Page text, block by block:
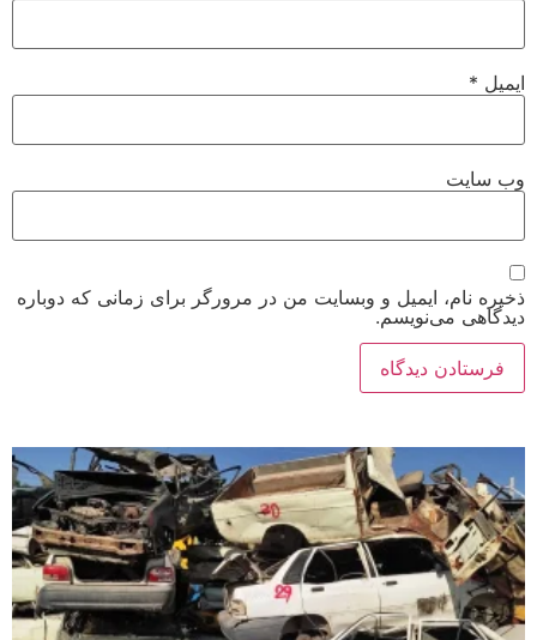
ایمیل*
وب‌ سایت
ذخیره نام، ایمیل و وبسایت من در مرورگر برای زمانی که دوباره
دیدگاهی می‌نویسم.